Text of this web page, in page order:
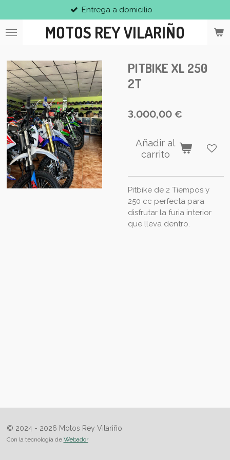
al
contenido
MOTOS REY VILARIÑO
Entrega a domicilio
PITBIKE XL 250
2T
3.000,00 €
Añadir al
carrito
Pitbike de 2 Tiempos y
250 cc perfecta para
disfrutar la furia interior
que lleva dentro.
© 2024 - 2026 Motos Rey Vilariño
Con la tecnología de Webador